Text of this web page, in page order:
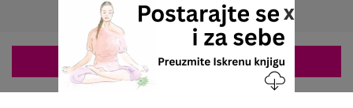
x
Copyrights © 2026 Sva prava www.stetoskop.info
ZAKAZIVANJE 063/687-460